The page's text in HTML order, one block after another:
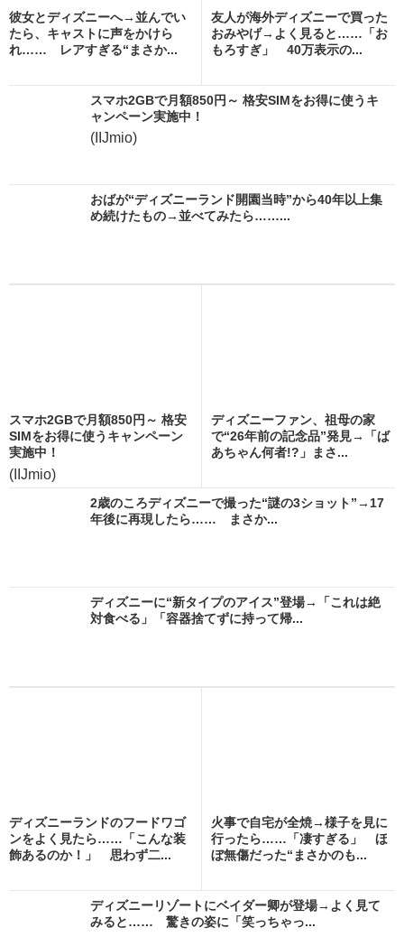
彼女とディズニーへ→並んでい
たら、キャストに声をかけら
れ…… レアすぎる“まさか...
友人が海外ディズニーで買った
おみやげ→よく見ると……「お
もろすぎ」 40万表示の...
スマホ2GBで月額850円～ 格安SIMをお得に使うキ
ャンペーン実施中！
(IIJmio)
おばが“ディズニーランド開園当時”から40年以上集
め続けたもの→並べてみたら……...
スマホ2GBで月額850円～ 格安
SIMをお得に使うキャンペーン
実施中！
(IIJmio)
ディズニーファン、祖母の家
で“26年前の記念品”発見→「ば
あちゃん何者!?」まさ...
2歳のころディズニーで撮った“謎の3ショット”→17
年後に再現したら…… まさか...
ディズニーに“新タイプのアイス”登場→「これは絶
対食べる」「容器捨てずに持って帰...
ディズニーランドのフードワゴ
ンをよく見たら……「こんな装
飾あるのか！」 思わず二...
火事で自宅が全焼→様子を見に
行ったら……「凄すぎる」 ほ
ぼ無傷だった“まさかのも...
ディズニーリゾートにベイダー卿が登場→よく見て
みると…… 驚きの姿に「笑っちゃっ...